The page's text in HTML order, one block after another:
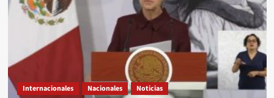
Internacionales Nacionales Noticias